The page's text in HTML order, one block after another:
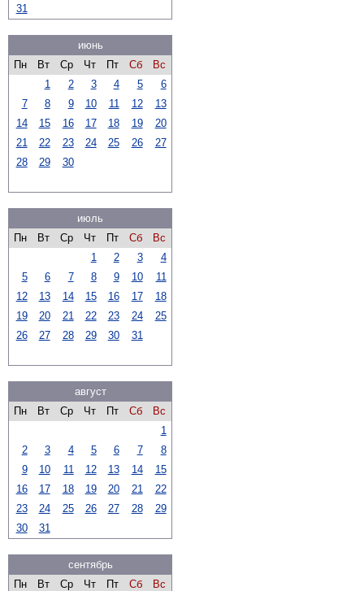
31
июнь
Пн
Вт Ср Чт Пт Сб
Вс
1
2 3 4 5
6
7
8 9 10 11 12
13
14
15 16 17 18 19
20
21
22 23 24 25 26
27
28
29 30
июль
Пн
Вт Ср Чт Пт Сб
Вс
1
2 3
4
5
6 7 8 9 10
11
12
13 14 15 16 17
18
19
20 21 22 23 24
25
26
27 28 29 30 31
август
Пн
Вт Ср Чт Пт Сб
Вс
1
2
3 4 5 6 7
8
9
10 11 12 13 14
15
16
17 18 19 20 21
22
23
24 25 26 27 28
29
30
31
сентябрь
Пн
Вт Ср Чт Пт Сб
Вс